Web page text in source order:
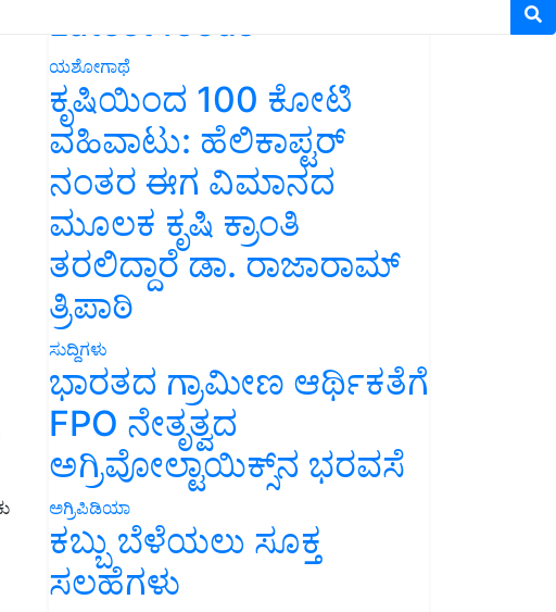
Latest feeds
ಯಶೋಗಾಥೆ
ಕೃಷಿಯಿಂದ 100 ಕೋಟಿ
ವಹಿವಾಟು: ಹೆಲಿಕಾಪ್ಟರ್
ನಂತರ ಈಗ ವಿಮಾನದ
ಮೂಲಕ ಕೃಷಿ ಕ್ರಾಂತಿ
ತರಲಿದ್ದಾರೆ ಡಾ. ರಾಜಾರಾಮ್
ತ್ರಿಪಾಠಿ
ಸುದ್ದಿಗಳು
ಭಾರತದ ಗ್ರಾಮೀಣ ಆರ್ಥಿಕತೆಗೆ
FPO ನೇತೃತ್ವದ
ಅಗ್ರಿವೋಲ್ಟಾಯಿಕ್ಸ್‌ನ ಭರವಸೆ
ಅಗ್ರಿಪಿಡಿಯಾ
ಕಬ್ಬು ಬೆಳೆಯಲು ಸೂಕ್ತ
ಸಲಹೆಗಳು